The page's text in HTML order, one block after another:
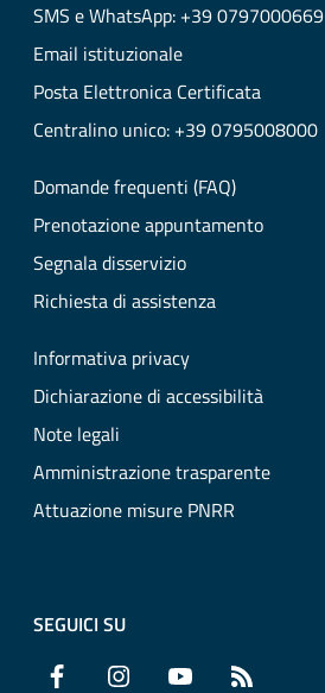
SMS e WhatsApp: +39 0797000669
Email istituzionale
Posta Elettronica Certificata
Centralino unico: +39 0795008000
Domande frequenti (FAQ)
Prenotazione appuntamento
Segnala disservizio
Richiesta di assistenza
Informativa privacy
Dichiarazione di accessibilità
Note legali
Amministrazione trasparente
Attuazione misure PNRR
SEGUICI SU
Facebook Instagram YouTube